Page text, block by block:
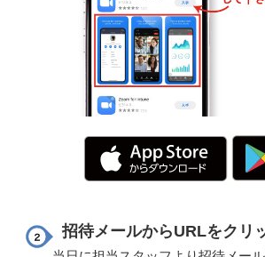
招待メールからURLをクリ